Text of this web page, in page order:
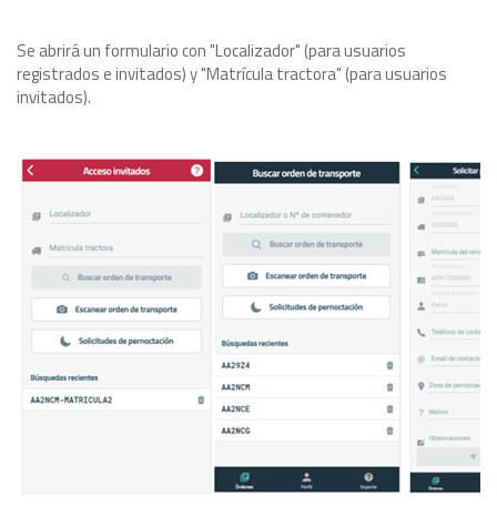
Se abrirá un formulario con "Localizador" (para usuarios
registrados e invitados) y "Matrícula tractora" (para usuarios
invitados).